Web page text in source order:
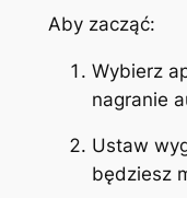
Aby zacząć:
Wybierz
nagranie
Ustaw
będziesz